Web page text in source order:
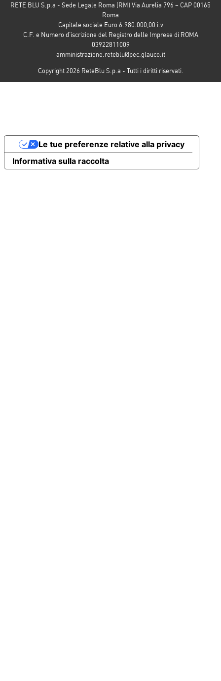
RETE BLU S.p.a - Sede Legale Roma (RM) Via Aurelia 796 – CAP 00165
Roma
Capitale sociale Euro 6.980.000,00 i.v
C.F. e Numero d’iscrizione del Registro delle Imprese di ROMA
03922811009
amministrazione.reteblu@pec.glauco.it
Copyright 2026 ReteBlu S.p.a - Tutti i diritti riservati.
Informativa sulla raccolta
Le tue preferenze relative alla privacy